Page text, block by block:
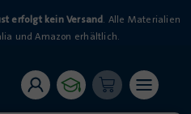
erfolgt kein Versand. Alle Materialien
und Amazon erhältlich.